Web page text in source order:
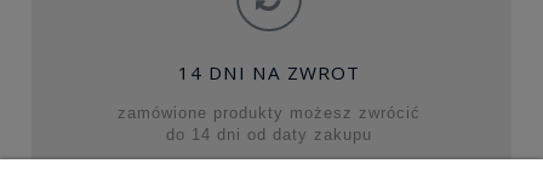
14 DNI NA ZWROT
zamówione produkty możesz zwrócić
do 14 dni od daty zakupu